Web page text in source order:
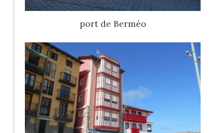
port de Berméo